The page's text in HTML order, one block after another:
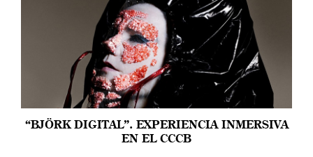
“BJÖRK DIGITAL”. EXPERIENCIA INMERSIVA
EN EL CCCB